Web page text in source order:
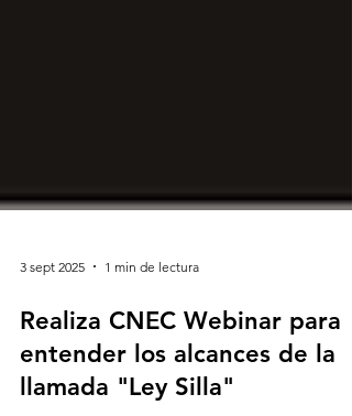
3 sept 2025 1 min de lectura
Realiza CNEC Webinar para